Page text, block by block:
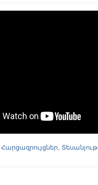
Հարցազրույցներ,